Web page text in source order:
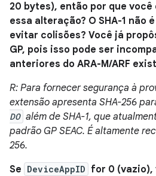
20 bytes), então por que
essa alteração? O SHA-1 não
evitar colisões? Você já
GP, pois isso pode ser
anteriores do ARA-M/ARF
R: Para fornecer segurança à
extensão apresenta SHA-256
DO além de SHA-1, que
padrão GP SEAC. É altamente
256.
Se DeviceAppID for 0 (vazio),